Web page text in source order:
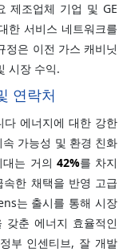
제조업체 기업 및 GE
한 서비스 네트워크를
정은 이전 가스 캐비닛
시장 수익.
연락처
에너지에 대한 강한
가능성 및 환경 친화
는 거의 42%를 차지
한 채택을 반영 고급
는 출시를 통해 시장
갖춘 에너지 효율적인
부 인센티브, 잘 개발